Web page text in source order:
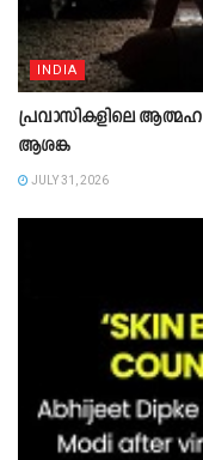
INDIA
പ്രവാസികളിലെ
ആശങ്ക
JULY 31, 2026